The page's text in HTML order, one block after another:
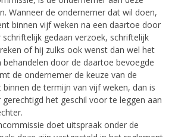
Wanneer de ondernemer dat wil doen,
binnen vijf weken na een daartoe door
gedaan verzoek, schriftelijk
of hij zulks ook wenst dan wel het
behandelen door de daartoe bevoegde
de ondernemer de keuze van de
de termijn van vijf weken, dan is
het geschil voor te leggen aan
doet uitspraak onder de